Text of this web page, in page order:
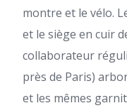
montre et le vélo.
et le siège en cuir
collaborateur
près de Paris)
et les mêmes